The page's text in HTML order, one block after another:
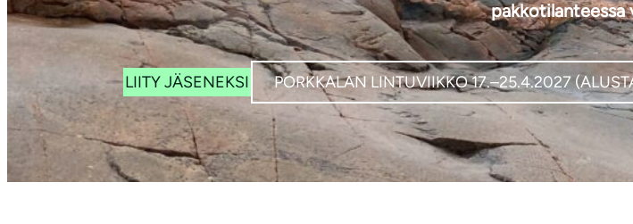
pakkotilanteessa
LIITY JÄSENEKSI PORKKALAN LINTUVIIKKO 17.–25.4.2027